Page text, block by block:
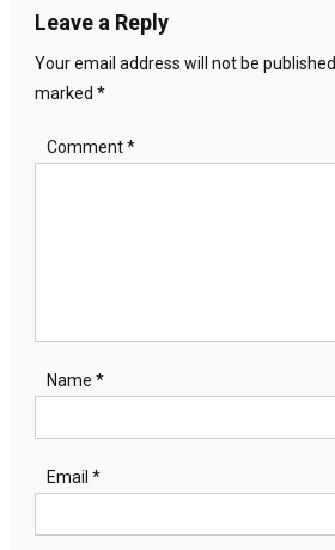
Leave a Reply
Your email address will not be published.
marked *
Comment*
Name *
Email *